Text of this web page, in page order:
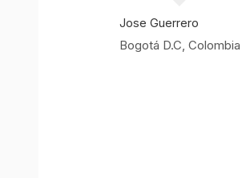
Jose Guerrero
Bogotá D.C, Colombia